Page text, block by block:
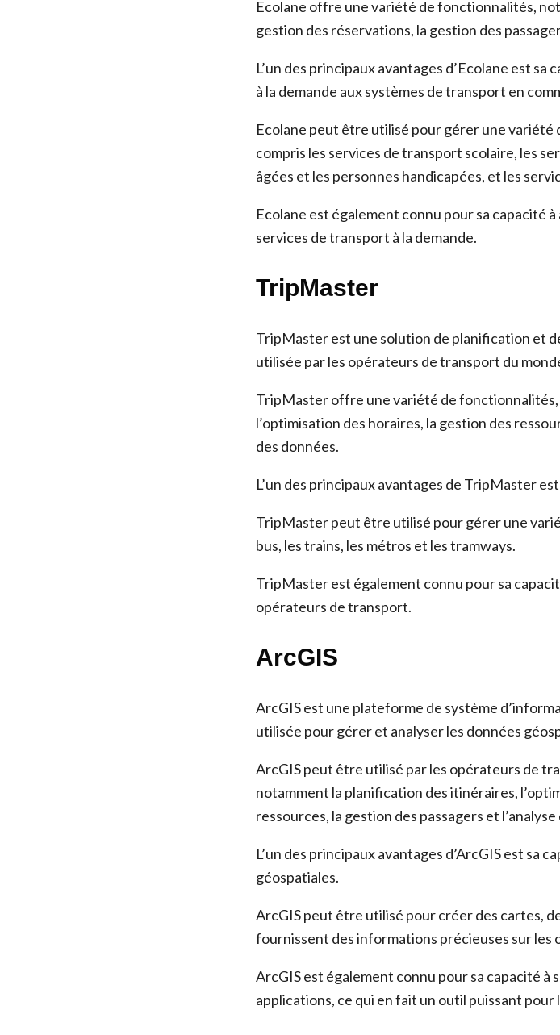
Ecolane offre une variété de fonctionnalités,
gestion des réservations, la gestion des
L’un des principaux avantages d’Ecolane est
à la demande aux systèmes de transport en
Ecolane peut être utilisé pour gérer une variété
compris les services de transport scolaire, les
âgées et les personnes handicapées, et les
Ecolane est également connu pour sa capacité
services de transport à la demande.
TripMaster
TripMaster est une solution de planification et
utilisée par les opérateurs de transport du
TripMaster offre une variété de
l’optimisation des horaires, la gestion des
des données.
L’un des principaux avantages de TripMaster
TripMaster peut être utilisé pour gérer une
bus, les trains, les métros et les tramways.
TripMaster est également connu pour sa
opérateurs de transport.
ArcGIS
ArcGIS est une plateforme de système
utilisée pour gérer et analyser les données
ArcGIS peut être utilisé par les opérateurs de
notamment la planification des itinéraires,
ressources, la gestion des passagers et
L’un des principaux avantages d’ArcGIS est sa
géospatiales.
ArcGIS peut être utilisé pour créer des cartes,
fournissent des informations précieuses sur les
ArcGIS est également connu pour sa capacité à
applications, ce qui en fait un outil puissant